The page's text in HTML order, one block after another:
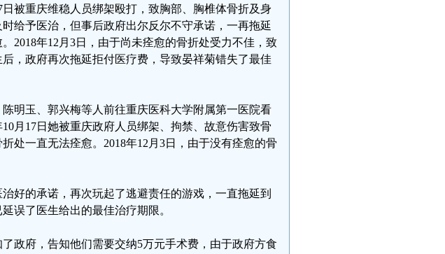
被重庆维稳人员绑架殴打，致胸部、胸椎体骨折及身
给予医治，但事后政府出尔反尔不守承诺，一再拖延
2018年12月3日，由于尚未痊愈的骨折处受力不佳，致
，政府再次拖延拒付医疗费，导致晏祥菊错失了最佳
明玉、郭兴梅等人前往重庆医科大学附属第一医院看
月17日她被重庆政府人员绑架、拘禁、故意伤害致骨
处一直无法痊愈。2018年12月3日，由于没有痊愈的骨
好的承诺，再次玩起了逃避责任的游戏，一直拖延到
误了医生给出的最佳治疗期限。
政府，告知他们需要交纳5万元手术费，由于政府方食